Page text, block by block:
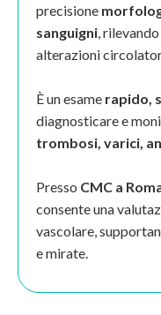
precisione
sanguigni ,
alterazioni
È un esame rapido,
diagnosticare e
trombosi, varici,
Presso CMC a
consente una
vascolare,
e mirate.